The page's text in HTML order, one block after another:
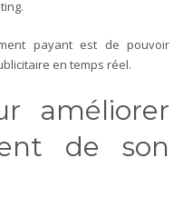
payant est de pouvoir
en temps réel.
améliorer
de son